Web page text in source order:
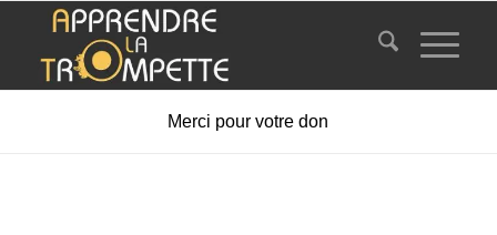
Merci pour votre don